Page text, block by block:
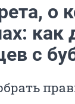
о
как
с